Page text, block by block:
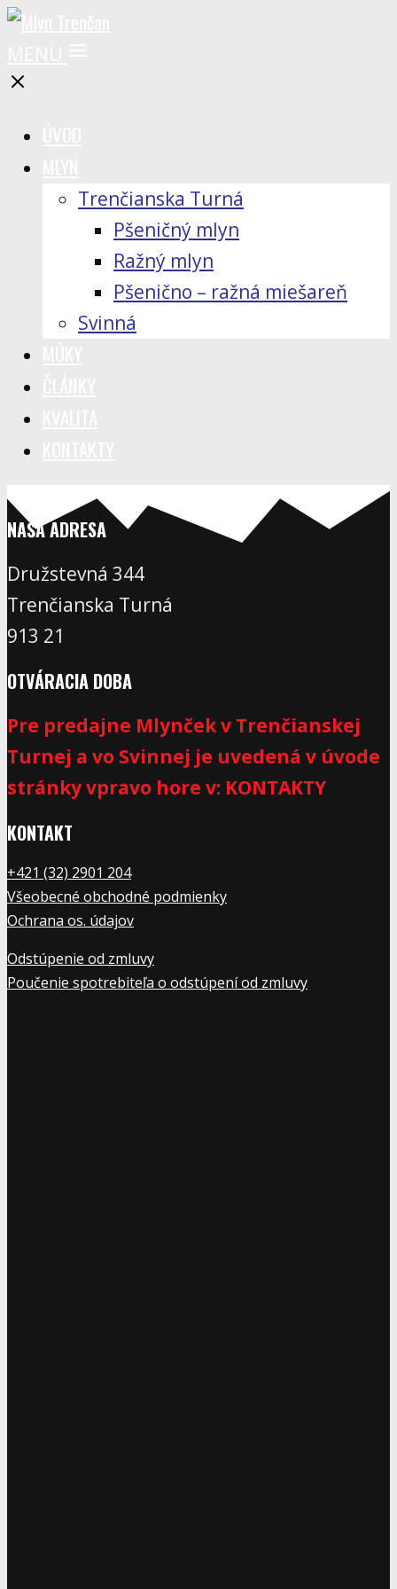
Trenčianska Turná
Pšeničný mlyn
Ražný mlyn
Pšenično – ražná miešareň
Svinná
NAŠA ADRESA
Družstevná 344
Trenčianska Turná
913 21
OTVÁRACIA DOBA
Pre predajne Mlynček v Trenčianskej
Turnej a vo Svinnej je uvedená v úvode
stránky vpravo hore v: KONTAKTY
KONTAKT
+421 (32) 2901 204
Všeobecné obchodné podmienky
Ochrana os. údajov
Odstúpenie od zmluvy
Poučenie spotrebiteľa o odstúpení od zmluvy